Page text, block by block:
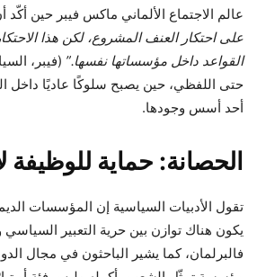
عالم الاجتماع الألماني ماكس فيبر حين أكّد
على احتكار العنف المشروع، لكن هذا
القواعد داخل مؤسساتها نفسها.” (فيبر،
حتى اللفظي، حين يصبح سلوكًا عاديًا داخل
أحد أسس وجودها.
الحصانة: حماية للوظيفة
تقول الأدبيات السياسية إن المؤسسات
يكون هناك توازن بين حرية التعبير
فالبرلمان، كما يشير الباحثون في مجال